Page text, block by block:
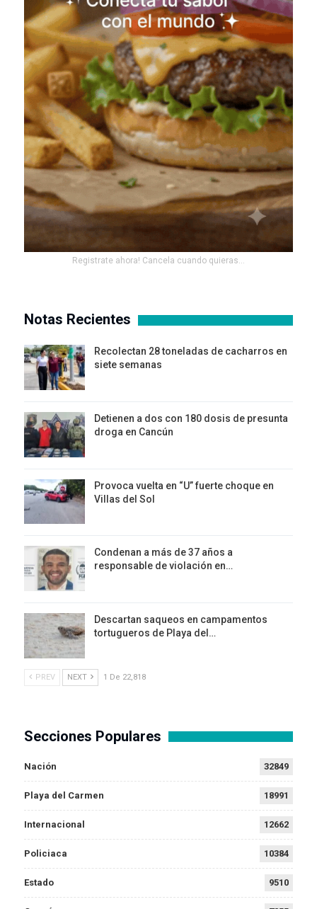
Registrate ahora! Cancela cuando quieras...
Notas Recientes
Recolectan 28 toneladas de cacharros en
siete semanas
Detienen a dos con 180 dosis de presunta
droga en Cancún
Provoca vuelta en “U” fuerte choque en
Villas del Sol
Condenan a más de 37 años a
responsable de violación en…
Descartan saqueos en campamentos
tortugueros de Playa del…
PREV NEXT 1 De 22,818
Secciones Populares
Nación 32849
Playa del Carmen 18991
Internacional 12662
Policiaca 10384
Estado 9510